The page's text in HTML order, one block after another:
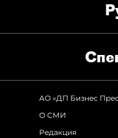
АО «ДП Бизнес
О СМИ
Редакция